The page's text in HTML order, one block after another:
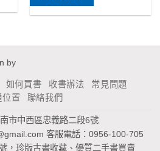
by
如何買書 收書辦法
常見問題
位置
聯絡我們
市中西區忠義路二段6號
客服電話：0956-100-705
，珍版古書收藏、優質二手書買賣